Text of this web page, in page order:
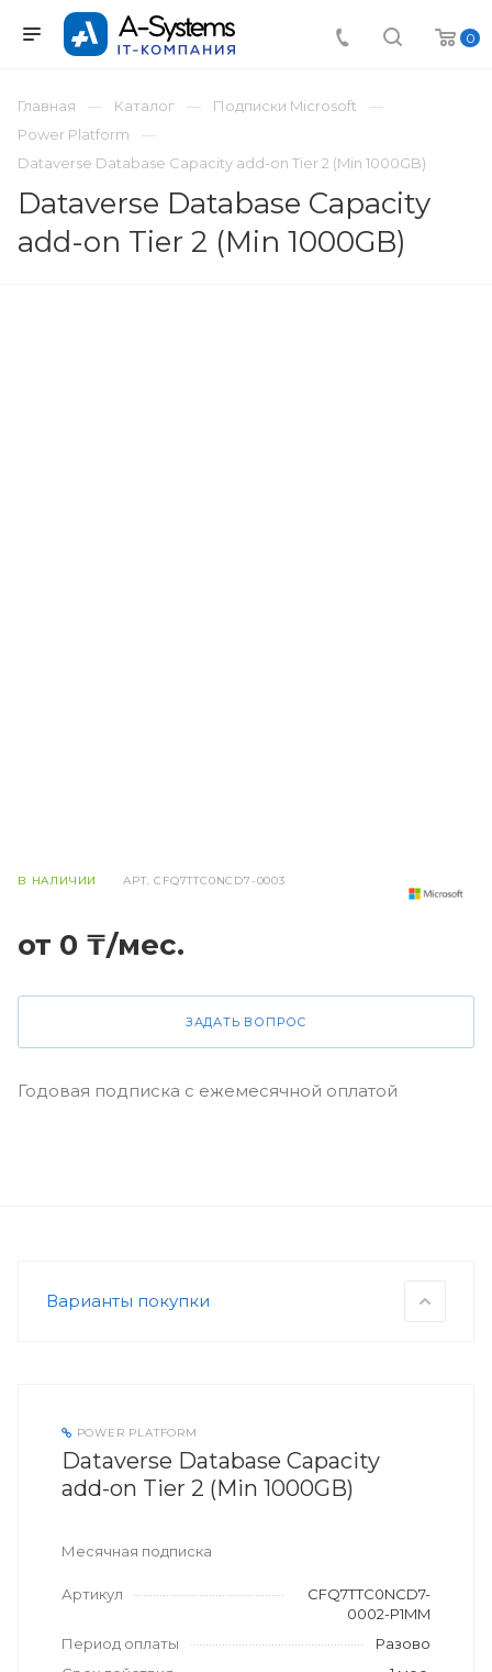
0
Главная Каталог
Подписки Microsoft
Power Platform
Dataverse Database Capacity add-on Tier 2 (Min 1000GB)
Dataverse Database Capacity
add-on Tier 2 (Min 1000GB)
В НАЛИЧИИ АРТ.CFQ7TTC0NCD7-0003
от 0 ₸/мес.
ЗАДАТЬ ВОПРОС
Годовая подписка с ежемесячной оплатой
Варианты покупки
POWER PLATFORM
Dataverse Database Capacity
add-on Tier 2 (Min 1000GB)
Месячная подписка
Артикул
CFQ7TTC0NCD7-
0002-P1MM
Период оплаты
Разово